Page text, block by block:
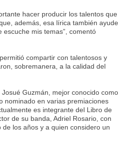
hacer producir los talentos que
además, esa lírica también ayude
mis temas”, comentó
compartir con talentosos y
sobremanera, a la calidad del
Guzmán, mejor conocido como
nominado en varias premiaciones
es integrante del Libro de
de su banda, Adriel Rosario, con
los años y a quien considero un